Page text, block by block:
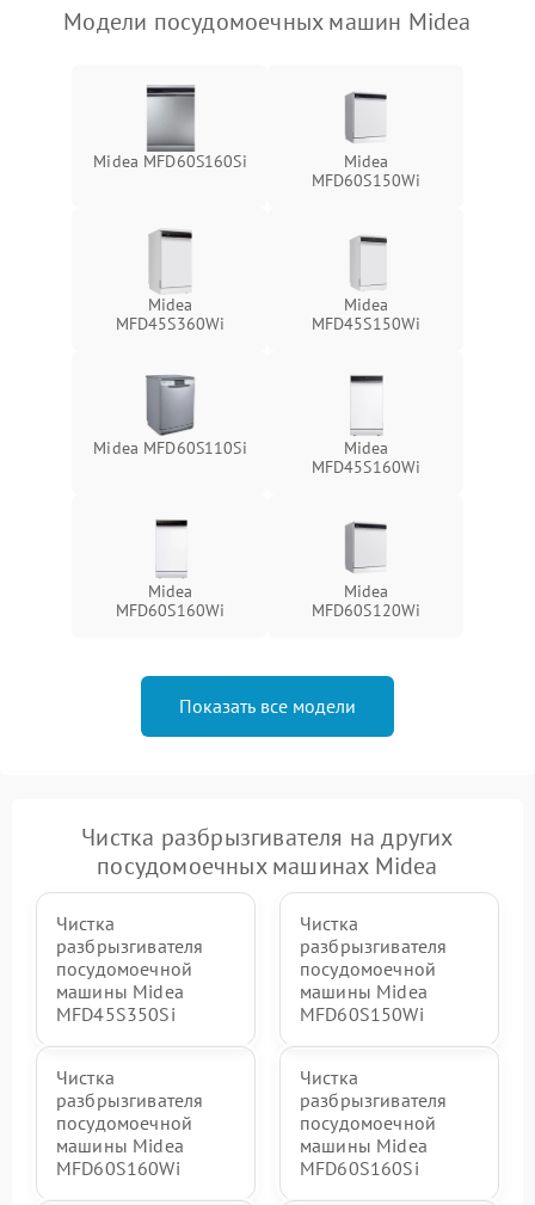
Модели посудомоечных машин Midea
Midea MFD60S160Si
Midea
MFD60S150Wi
Midea
MFD45S360Wi
Midea
MFD45S150Wi
Midea MFD60S110Si
Midea
MFD45S160Wi
Midea
MFD60S160Wi
Midea
MFD60S120Wi
Показать все модели
Чистка разбрызгивателя на других
посудомоечных машинах Midea
Чистка
разбрызгивателя
посудомоечной
машины Midea
MFD45S350Si
Чистка
разбрызгивателя
посудомоечной
машины Midea
MFD60S150Wi
Чистка
разбрызгивателя
посудомоечной
машины Midea
MFD60S160Wi
Чистка
разбрызгивателя
посудомоечной
машины Midea
MFD60S160Si